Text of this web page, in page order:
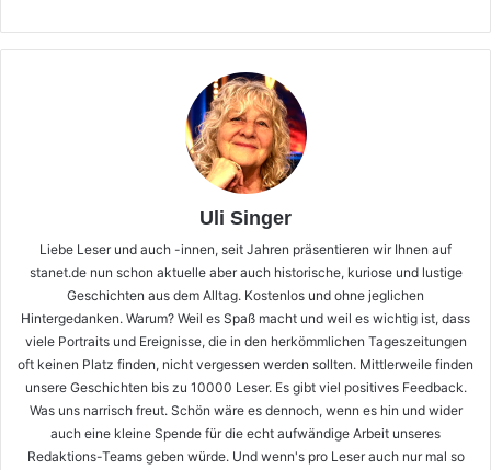
Uli Singer
Liebe Leser und auch -innen, seit Jahren präsentieren wir Ihnen auf
stanet.de nun schon aktuelle aber auch historische, kuriose und lustige
Geschichten aus dem Alltag. Kostenlos und ohne jeglichen
Hintergedanken. Warum? Weil es Spaß macht und weil es wichtig ist, dass
viele Portraits und Ereignisse, die in den herkömmlichen Tageszeitungen
oft keinen Platz finden, nicht vergessen werden sollten. Mittlerweile finden
unsere Geschichten bis zu 10000 Leser. Es gibt viel positives Feedback.
Was uns narrisch freut. Schön wäre es dennoch, wenn es hin und wider
auch eine kleine Spende für die echt aufwändige Arbeit unseres
Redaktions-Teams geben würde. Und wenn's pro Leser auch nur mal so